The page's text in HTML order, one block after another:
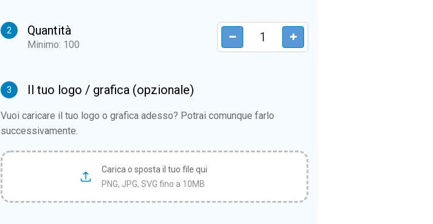
2 Quantità
Minimo: 100
3 Il tuo logo / grafica (opzionale)
Vuoi caricare il tuo logo o grafica adesso? Potrai comunque farlo
successivamente.
Carica o sposta il tuo file qui
PNG, JPG, SVG fino a 10MB